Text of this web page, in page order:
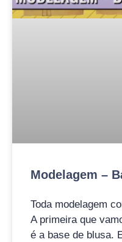
Modelagem –
Toda modelagem
A primeira que
é a base de blusa.